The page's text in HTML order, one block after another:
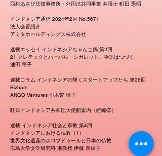
西村あさひ法律事務所・外国法共同事業 弁護士 町田 憲昭
インドネシア通信 2024年2月 No.5671
法人会冒紹介
アミタホールディングス株式会社
連載エッセイ インドネシアちゃんこ鍋 第2回
21 クレテックとハーバル・シガレット、物語はつづく
池田 華子
連載コラム インドネシアの輝くスタートアップたち 第26回
Bizhare
ANGO Ventures 小木曽 晴子
駐日インドネシア共和国大使館案内（続編②）
連載 インドネシア社会と宗教 第4回
インドネシアにおける仏教（1）
世界文化遺産のボロブドゥールと日本の仏教
広島大学文学研究科 准教授 伊藤 奈保子